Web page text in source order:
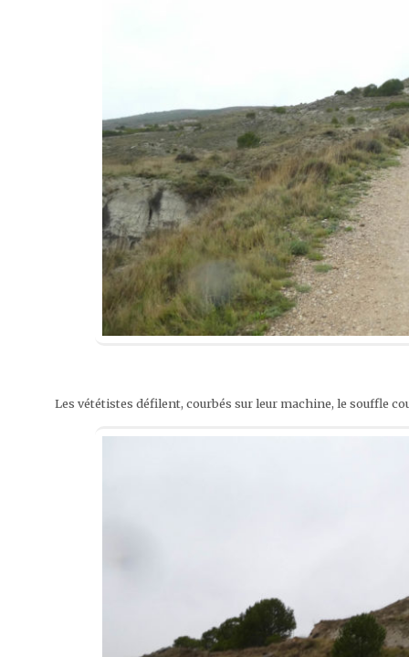
Les vététistes défilent, courbés sur leur machine, le souffle